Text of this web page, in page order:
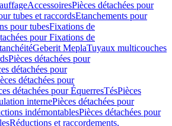
AccessoiresPièces détachées pour
tubes et raccordsEtanchements pour
pour tubesFixations de
pour Fixations de
Geberit MeplaTuyaux multicouches
Pièces détachées pour
détachées pour
détachées pour
détachées pour ÉquerresTésPièces
internePièces détachées pour
indémontablesPièces détachées pour
Réductions et raccordements,